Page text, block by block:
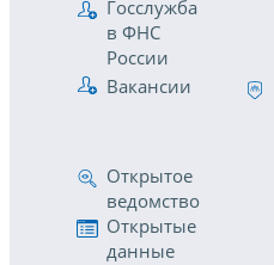
Госслужба
в ФНС
России
Вакансии
Открытое
ведомство
Открытые
данные